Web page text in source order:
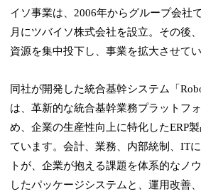
イソ事業は、2006年からグループ会社
月にツバイソ株式会社を設立。その後
資源を集中投下し、事業を拡大させてい
同社が開発した統合基幹システム「
は、革新的な統合基幹業務プラットフ
め、企業の生産性向上に特化したERP
ています。会計、業務、内部統制、IT
トが、企業が抱える課題を体系的なノ
したパッケージシステムと、運用改善